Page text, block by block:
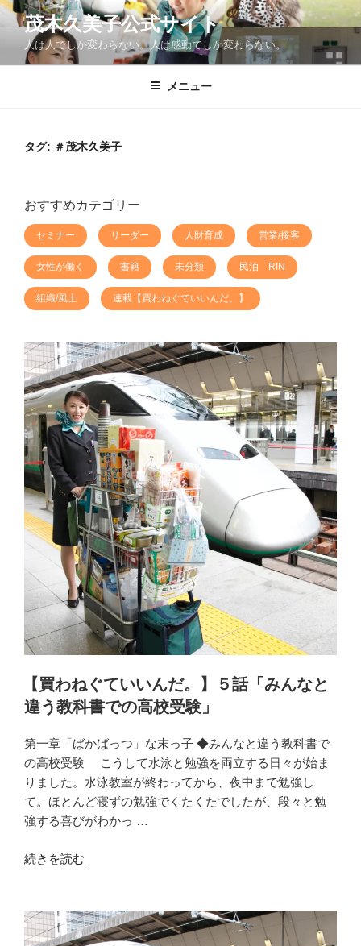
コ
ン
茂木久美子公式サイト
人は人でしか変わらない。人は感動でしか変わらない。
メニュー
タグ: ＃茂木久美子
おすすめカテゴリー
セミナー リーダー 人財育成 営業/接客
女性が働く 書籍 未分類 民泊 RIN
組織/風土 連載【買わねぐていいんだ。】
【買わねぐていいんだ。】５話「みんなと
違う教科書での高校受験」
第一章「ばかばっつ」な末っ子 ◆みんなと違う教科書で
の高校受験 こうして水泳と勉強を両立する日々が始ま
りました。水泳教室が終わってから、夜中まで勉強し
て。ほとんど寝ずの勉強でくたくたでしたが、段々と勉
強する喜びがわかっ …
“【買
ぐ
て
続きを読む